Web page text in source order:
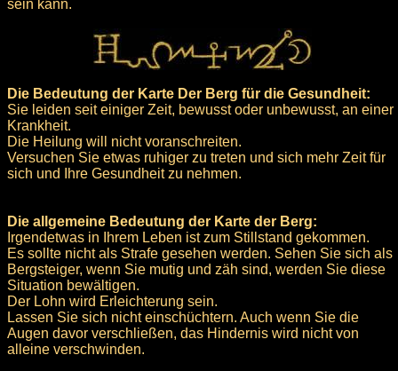
sein kann.
Die Bedeutung der Karte Der Berg für die Gesundheit:
Sie leiden seit einiger Zeit, bewusst oder unbewusst, an einer
Krankheit.
Die Heilung will nicht voranschreiten.
Versuchen Sie etwas ruhiger zu treten und sich mehr Zeit für
sich und Ihre Gesundheit zu nehmen.
Die allgemeine Bedeutung der Karte der Berg:
Irgendetwas in Ihrem Leben ist zum Stillstand gekommen.
Es sollte nicht als Strafe gesehen werden. Sehen Sie sich als
Bergsteiger, wenn Sie mutig und zäh sind, werden Sie diese
Situation bewältigen.
Der Lohn wird Erleichterung sein.
Lassen Sie sich nicht einschüchtern. Auch wenn Sie die
Augen davor verschließen, das Hindernis wird nicht von
alleine verschwinden.